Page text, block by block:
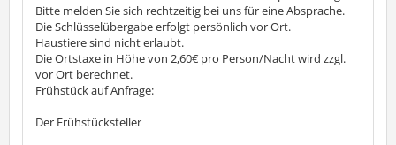
Bitte melden Sie sich rechtzeitig bei uns für eine Absprache.
Die Schlüsselübergabe erfolgt persönlich vor Ort.
Haustiere sind nicht erlaubt.
Die Ortstaxe in Höhe von 2,60€ pro Person/Nacht wird zzgl.
vor Ort berechnet.
Frühstück auf Anfrage:
Der Frühstücksteller